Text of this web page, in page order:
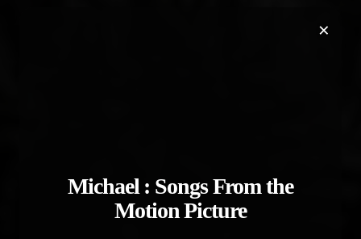
×
Michael : Songs From the
Motion Picture